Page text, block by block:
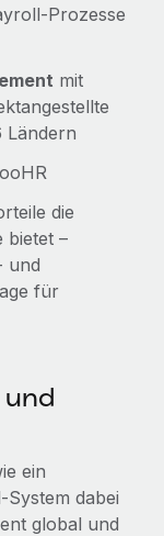
Prozesse
mit
Ländern
die
bietet –
und
für
und
ein
dabei
global und